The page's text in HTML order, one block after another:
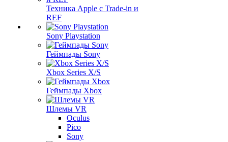
Техника Apple с Trade-in и
REF
Sony Playstation
Геймпады Sony
Xbox Series X/S
Геймпады Xbox
Шлемы VR
Oculus
Pico
Sony